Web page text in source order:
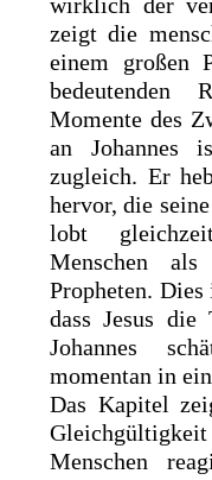
zeigt die
einem großen
bedeutenden
Momente des
an Johannes
zugleich. Er
hervor, die
lobt
Menschen
Propheten.
dass Jesus
Johannes
momentan in
Das Kapitel
Menschen